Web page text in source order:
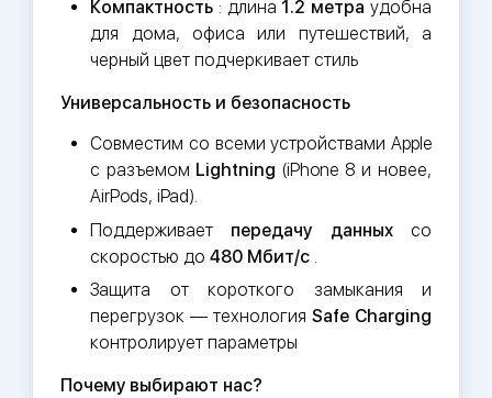
Компактность : длина 1.2 метраудобна
для дома, офиса или путешествий, а
черный цвет подчеркивает стиль
Универсальность и безопасность
Совместим со всеми устройствами Apple
с разъемом Lightning(iPhone 8 и новее,
AirPods, iPad).
Поддерживает передачу данныхсо
скоростью до480 Мбит/с
Защита от короткого замыкания и
перегрузок — технологияSafe Charging
контролирует параметры
Почему выбирают нас?